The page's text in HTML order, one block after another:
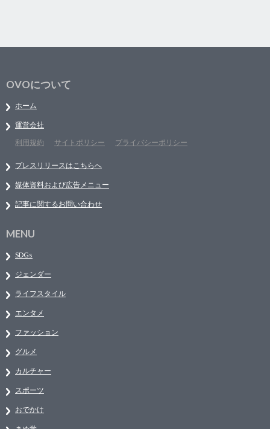
OVOについて
ホーム
運営会社
利用規約
サイトポリシー プライバシーポリシー
プレスリリースはこちらへ
媒体資料および広告メニュー
記事に関するお問い合わせ
MENU
SDGs
ジェンダー
ライフスタイル
エンタメ
ファッション
グルメ
カルチャー
スポーツ
おでかけ